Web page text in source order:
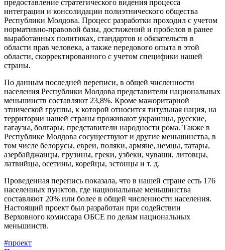
предоставление стратегического видения процесса
интеграции и консолидации полиэтническо­го общества
Республики Молдова. Процесс разработки проходил с учетом
нормативно-правовой базы, дости­жений и пробелов в ранее
выработанных политиках, стандартов и обязательств в
области прав человека, а также передового опыта в этой
области, скорректиро­ванного с учетом специфики нашей
страны.
По данным последней переписи, в общей числен­ности
населения Республики Молдова представители национальных
меньшинств составляют 23,8%. Кроме мажоритарной
этнической группы, к которой относит­ся титульная нация, на
территории нашей страны про­живают украинцы, русские,
гагаузы, болгары, предста­вители народности рома. Также в
Республике Молдова сосуществуют и другие меньшинства, в
том числе бело­русы, евреи, поляки, армяне, немцы, татары,
азербайд­жанцы, грузины, греки, узбеки, чуваши, литовцы,
лат­вийцы, осетины, корейцы, эстонцы и т. д.
Проведенная перепись показала, что в нашей стране есть 176
населенных пунктов, где национальные мень­шинства
составляют 20% или более в общей численности населения.
Настоящий проект был разработан при содействии
Верховного комиссара ОБСЕ по делам на­циональных
меньшинств.
#проект